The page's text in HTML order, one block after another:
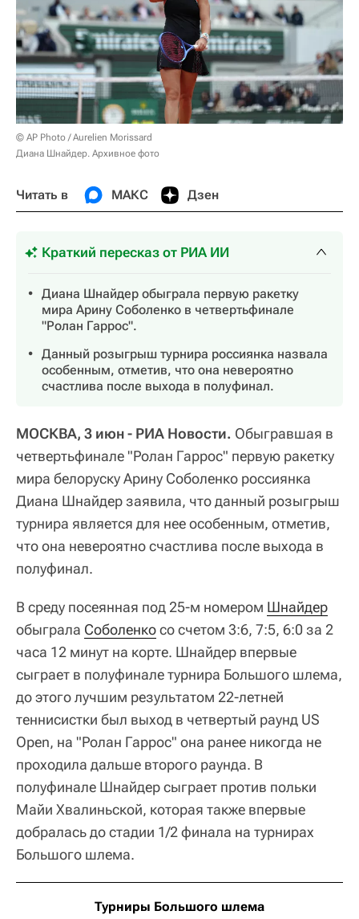
© AP Photo / Aurelien Morissard
Диана Шнайдер. Архивное фото
Читать в МАКС Дзен
Краткий пересказ от РИА ИИ
Диана Шнайдер обыграла первую ракетку
мира Арину Соболенко в четвертьфинале
"Ролан Гаррос".
Данный розыгрыш турнира россиянка назвала
особенным, отметив, что она невероятно
счастлива после выхода в полуфинал.
МОСКВА, 3 июн - РИА Новости. Обыгравшая в
четвертьфинале "Ролан Гаррос" первую ракетку
мира белоруску Арину Соболенко россиянка
Диана Шнайдер заявила, что данный розыгрыш
турнира является для нее особенным, отметив,
что она невероятно счастлива после выхода в
полуфинал.
В среду посеянная под 25-м номером Шнайдер
обыграла Соболенкосо счетом 3:6, 7:5, 6:0 за 2
часа 12 минут на корте. Шнайдер впервые
сыграет в полуфинале турнира Большого шлема,
до этого лучшим результатом 22-летней
теннисистки был выход в четвертый раунд US
Open, на "Ролан Гаррос" она ранее никогда не
проходила дальше второго раунда. В
полуфинале Шнайдер сыграет против польки
Майи Хвалиньской, которая также впервые
добралась до стадии 1/2 финала на турнирах
Большого шлема.
Турниры Большого шлема